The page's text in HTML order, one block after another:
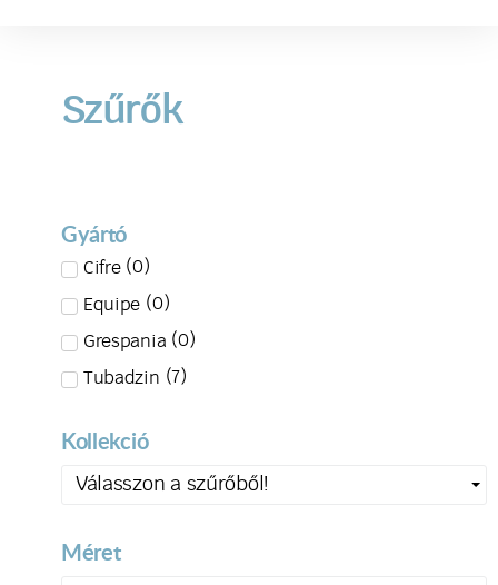
Szűrők
Gyártó
Cifre (0)
Equipe (0)
Grespania (0)
Tubadzin (7)
Kollekció
Válasszon a szűrőből!
Méret